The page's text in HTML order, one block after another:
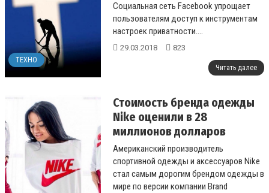
ТЕХНО
Социальная сеть Facebook упрощает
пользователям доступ к инструментам
настроек приватности....
29.03.2018 823
Читать далее
Стоимость бренда одежды
Nike оценили в 28
миллионов долларов
Американский производитель
спортивной одежды и аксессуаров Nike
стал самым дорогим брендом одежды в
мире по версии компании Brand